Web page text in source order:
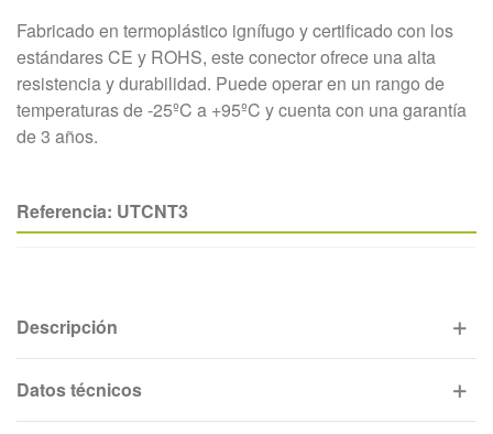
Fabricado en termoplástico ignífugo y certificado con los
estándares CE y ROHS, este conector ofrece una alta
resistencia y durabilidad. Puede operar en un rango de
temperaturas de -25ºC a +95ºC y cuenta con una garantía
de 3 años.
Referencia: UTCNT3
Descripción
Datos técnicos